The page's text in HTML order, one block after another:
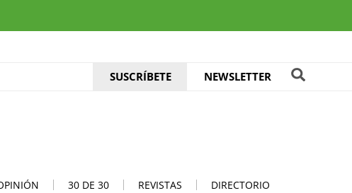
SUSCRÍBETE NEWSLETTER
30 DE 30 REVISTAS DIRECTORIO